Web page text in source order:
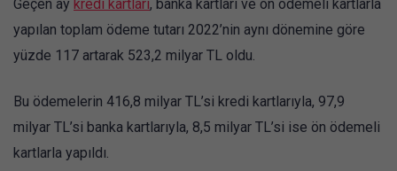
Geçen ay kredi kartları, banka kartları ve ön ödemeli kartlarla
yapılan toplam ödeme tutarı 2022’nin aynı dönemine göre
yüzde 117 artarak 523,2 milyar TL oldu.
Bu ödemelerin 416,8 milyar TL’si kredi kartlarıyla, 97,9
milyar TL’si banka kartlarıyla, 8,5 milyar TL’si ise ön ödemeli
kartlarla yapıldı.